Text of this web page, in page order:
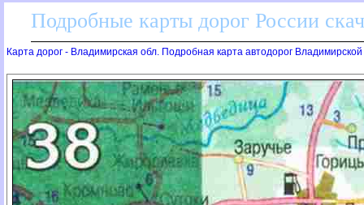
Подробные карты дорог России
Карта дорог - Владимирская обл. Подробная карта автодорог Владимирской